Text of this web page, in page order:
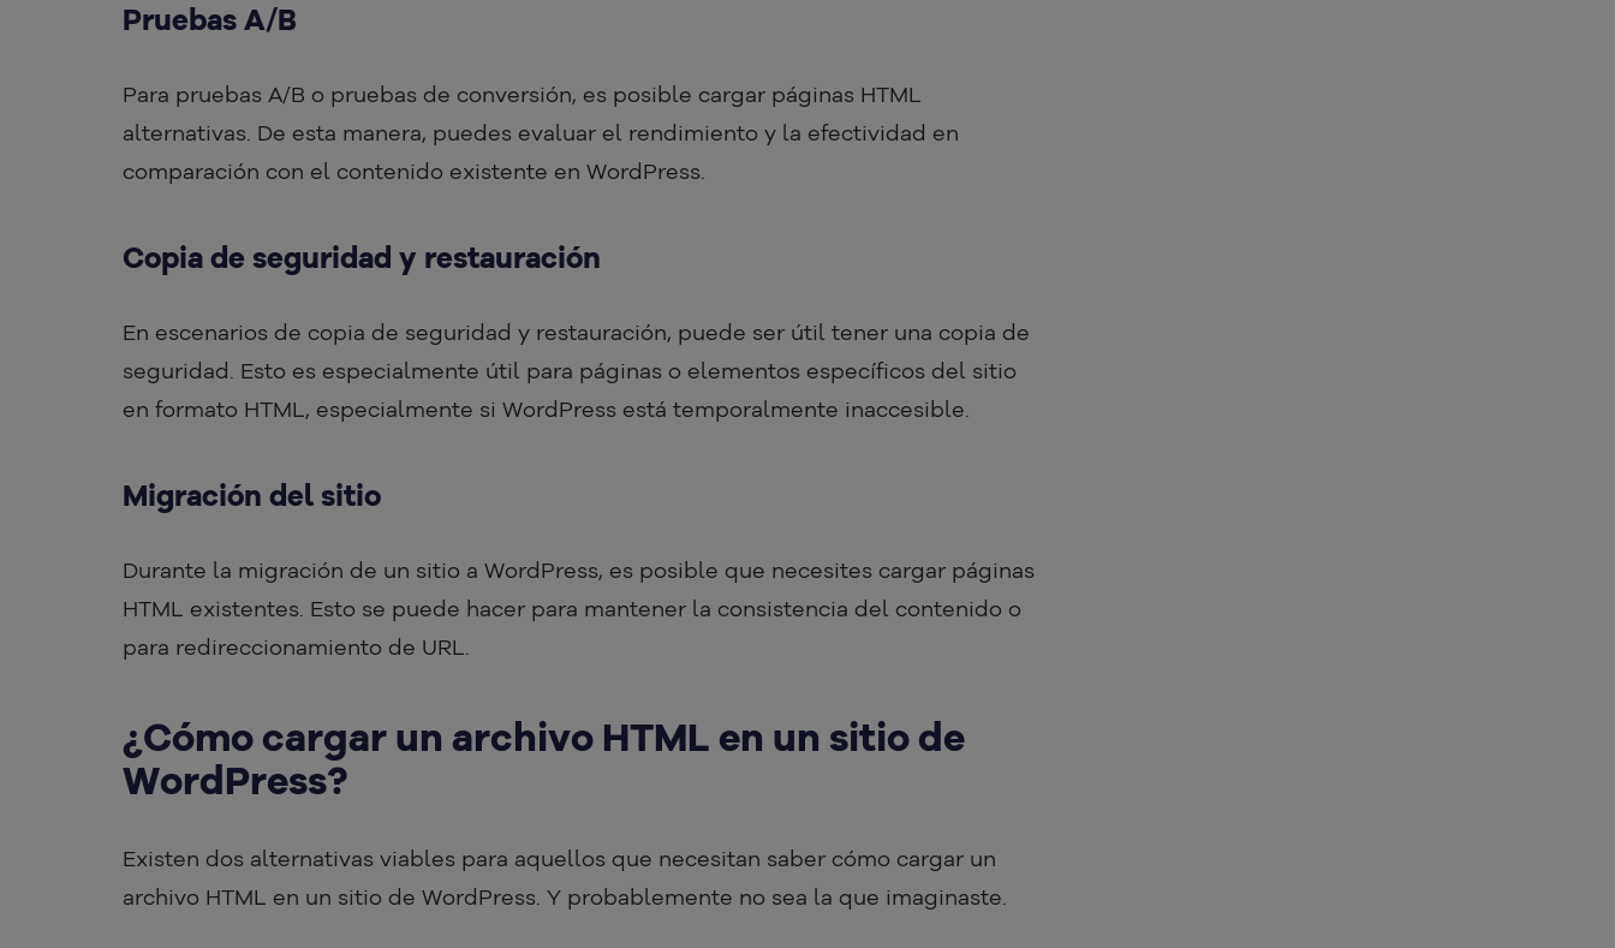
Pruebas A/B
Para pruebas A/B o pruebas de conversión, es posible cargar páginas HTML
alternativas. De esta manera, puedes evaluar el rendimiento y la efectividad en
comparación con el contenido existente en WordPress.
Copia de seguridad y restauración
En escenarios de copia de seguridad y restauración, puede ser útil tener una copia de
seguridad. Esto es especialmente útil para páginas o elementos específicos del sitio
en formato HTML, especialmente si WordPress está temporalmente inaccesible.
Migración del sitio
Durante la migración de un sitio a WordPress, es posible que necesites cargar páginas
HTML existentes. Esto se puede hacer para mantener la consistencia del contenido o
para redireccionamiento de URL.
¿Cómo cargar un archivo HTML en un sitio de
WordPress?
Existen dos alternativas viables para aquellos que necesitan saber cómo cargar un
archivo HTML en un sitio de WordPress. Y probablemente no sea la que imaginaste.